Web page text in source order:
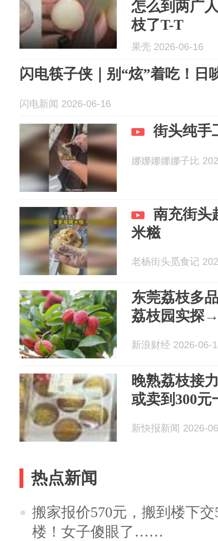
怎么到两广
枝了T-T
果壳 2026-06-16
闪电筷子侠｜别“炫”着吃！日
闪电新闻 2026-06-16
街头纯手
娜娜娜娜娜子比
南充街头
米糍
老杨街头觅食记
东莞荔枝多
荔枝园实探
新浪财经 2026-06-
晚熟荔枝接
或卖到300元
新快报新闻 2026-
热点新闻
搬家报价570元，搬到楼下
楼！女子傻眼了……